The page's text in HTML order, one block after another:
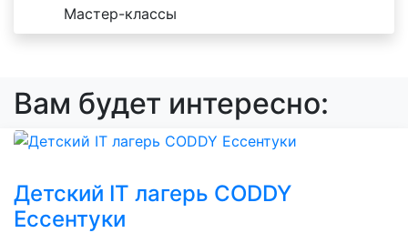
Мастер-классы
Вам будет интересно:
Детский IT лагерь CODDY
Ессентуки